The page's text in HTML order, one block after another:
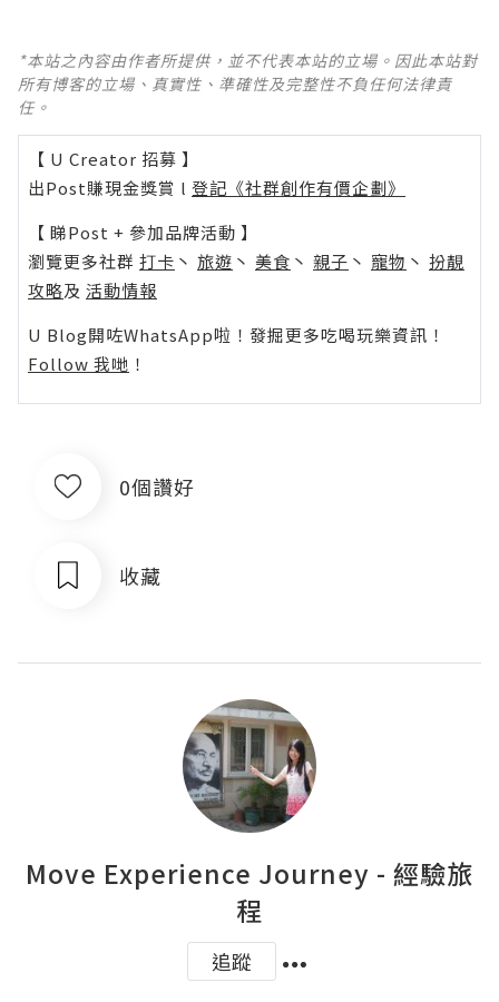
*本站之內容由作者所提供，並不代表本站的立場。因此本站對
所有博客的立場、真實性、準確性及完整性不負任何法律責
任。
【 U Creator 招募 】
出Post賺現金獎賞 l 登記《社群創作有價企劃》
【 睇Post + 參加品牌活動 】
瀏覽更多社群 打卡 丶 旅遊 丶 美食 丶 親子 丶 寵物 丶 扮靚
攻略及 活動情報
U Blog開咗WhatsApp啦！發掘更多吃喝玩樂資訊！
Follow 我哋 ！
0個讚好
收藏
Move Experience Journey - 經驗旅
程
追蹤